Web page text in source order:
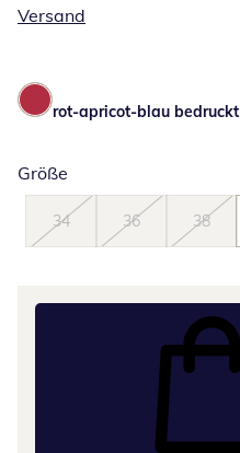
Versand
rot-apricot-blau bedruckt
Größe
34 36 38